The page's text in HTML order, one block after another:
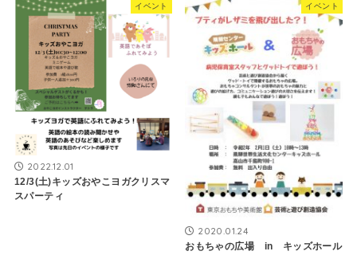
イベント
2022.12.01
12/3(土)キッズおやこヨガクリスマ
スパーティ
イベント
2020.01.24
おもちゃの広場 in キッズホール